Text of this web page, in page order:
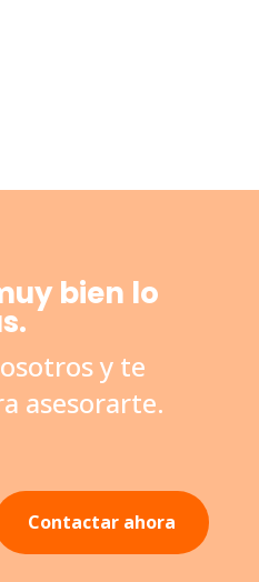
bien lo
y te
asesorarte.
Contactar ahora